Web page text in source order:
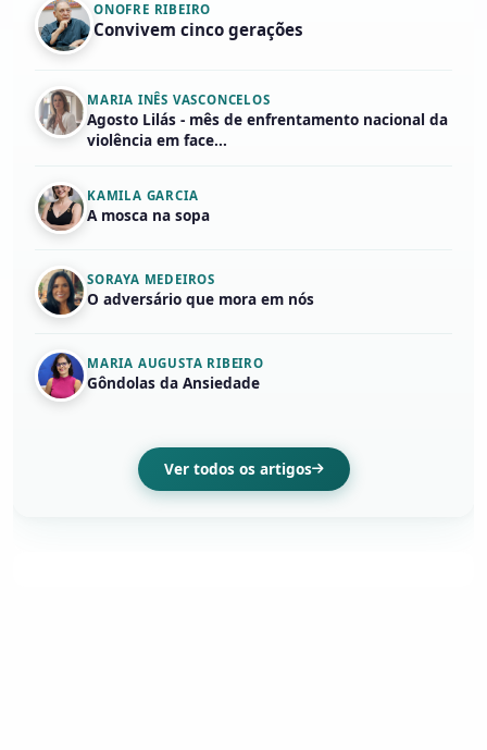
ONOFRE RIBEIRO
Convivem cinco gerações
MARIA INÊS VASCONCELOS
Agosto Lilás - mês de enfrentamento nacional da
violência em face...
KAMILA GARCIA
A mosca na sopa
SORAYA MEDEIROS
O adversário que mora em nós
MARIA AUGUSTA RIBEIRO
Gôndolas da Ansiedade
Ver todos os artigos